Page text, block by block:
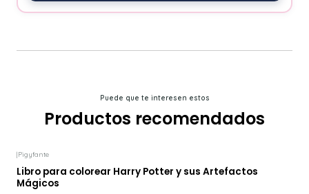
Puede que te interesen estos
Productos recomendados
DESCUENTO
|Pigyfante
Libro para colorear Harry Potter y sus Artefactos
Mágicos